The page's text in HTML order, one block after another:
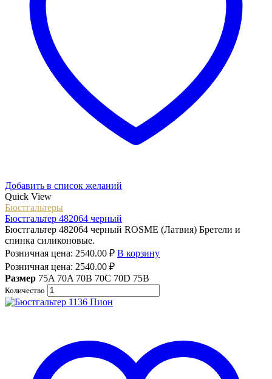
Добавить в список желаний
Quick View
Бюстгальтеры
Бюстгальтер 482064 черный
Бюстгальтер 482064 черный ROSME (Латвия) Бретели и
спинка силиконовые.
Розничная цена: 2540.00 ₽ В корзину
Розничная цена: 2540.00 ₽
Размер 75A 70A 70B 70C 70D 75B
Количество